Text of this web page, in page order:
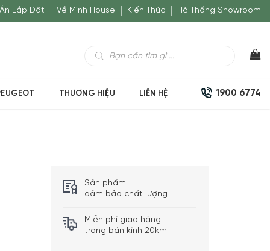
Lắp Đặt Về Minh House Kiến Thức Hệ Thống Showroom
kiếm
THƯƠNG HIỆU LIÊN HỆ 1900 6774
Sản phẩm
đảm bảo chất lượng
Miễn phí giao hàng
trong bán kính 20km